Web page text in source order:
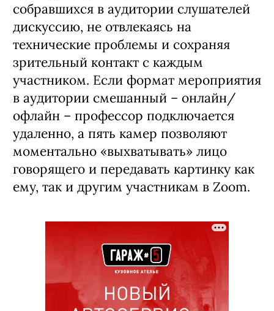
собравшихся в аудитории слушателей
дискуссию, не отвлекаясь на
технические проблемы и сохраняя
зрительный контакт с каждым
участником. Если формат мероприятия
в аудитории смешанный – онлайн/
офлайн – профессор подключается
удаленно, а пять камер позволяют
моментально «выхватывать» лицо
говорящего и передавать картинку как
ему, так и другим участникам в Zoom.